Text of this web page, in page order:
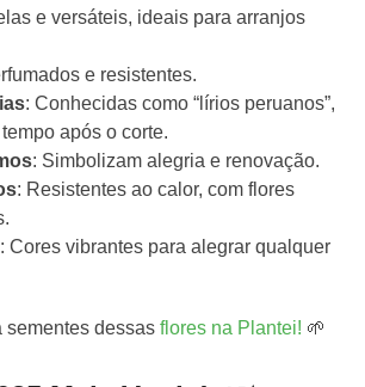
e versáteis, ideais para arranjos
e resistentes.
: Conhecidas como “lírios peruanos”,
após o corte.
: Simbolizam alegria e renovação.
: Resistentes ao calor, com flores
: Cores vibrantes para alegrar qualquer
sementes dessasflores na Plantei! 🌱